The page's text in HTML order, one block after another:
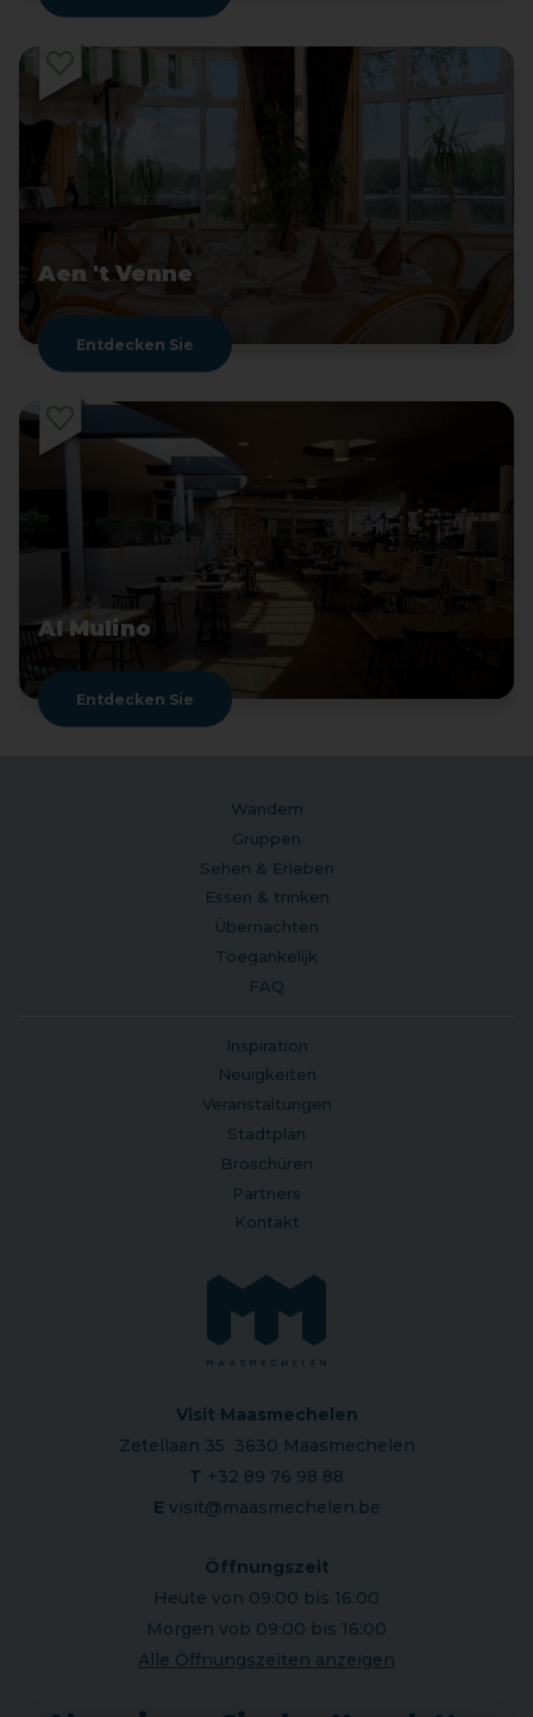
Aen 't Venne
Entdecken Sie
Al Mulino
Entdecken Sie
Wandern
Gruppen
Sehen & Erleben
Essen & trinken
Übernachten
Toegankelijk
FAQ
Inspiration
Neuigkeiten
Veranstaltungen
Stadtplan
Broschüren
Partners
Kontakt
Visit Maasmechelen
Zetellaan 35 3630 Maasmechelen
T +32 89 76 98 88
E visit@maasmechelen.be
Öffnungszeit
Heute von 09:00 bis 16:00
Morgen vob 09:00 bis 16:00
Alle Öffnungszeiten anzeigen